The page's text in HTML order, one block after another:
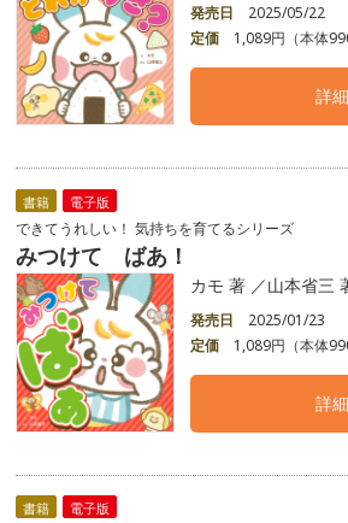
発売日
2025/05/22
定価
1,089円（本体
詳
書籍 電子版
できてうれしい！ 気持ちを育てるシリーズ
みつけて ばあ！
カモ 著 ／山本省三
発売日
2025/01/23
定価
1,089円（本体
詳
書籍 電子版